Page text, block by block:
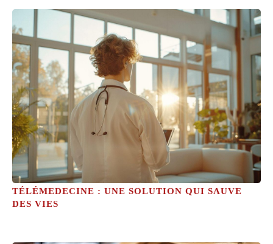
TÉLÉMEDECINE : UNE SOLUTION QUI SAUVE
DES VIES